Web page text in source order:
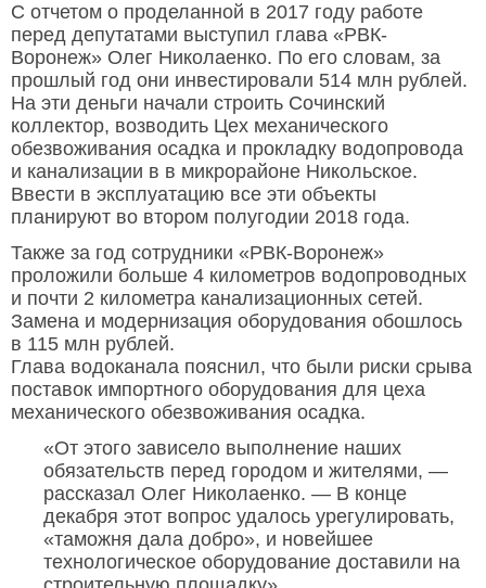
С отчетом о проделанной в 2017 году работе
перед депутатами выступил глава «РВК-
Воронеж» Олег Николаенко. По его словам, за
прошлый год они инвестировали 514 млн рублей.
На эти деньги начали строить Сочинский
коллектор, возводить Цех механического
обезвоживания осадка и прокладку водопровода
и канализации в в микрорайоне Никольское.
Ввести в эксплуатацию все эти объекты
планируют во втором полугодии 2018 года.
Также за год сотрудники «РВК-Воронеж»
проложили больше 4 километров водопроводных
и почти 2 километра канализационных сетей.
Замена и модернизация оборудования обошлось
в 115 млн рублей.
Глава водоканала пояснил, что были риски срыва
поставок импортного оборудования для цеха
механического обезвоживания осадка.
«От этого зависело выполнение наших
обязательств перед городом и жителями, —
рассказал Олег Николаенко. — В конце
декабря этот вопрос удалось урегулировать,
«таможня дала добро», и новейшее
технологическое оборудование доставили на